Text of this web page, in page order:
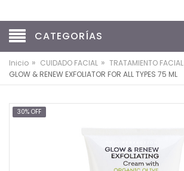
CATEGORÍAS
Inicio » CUIDADO FACIAL » TRATAMIENTO FACIAL
GLOW & RENEW EXFOLIATOR FOR ALL TYPES 75 ML
30% OFF